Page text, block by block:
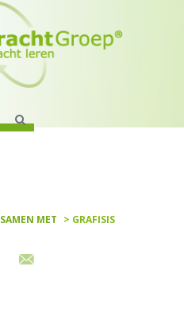
SAMEN MET > GRAFISIS